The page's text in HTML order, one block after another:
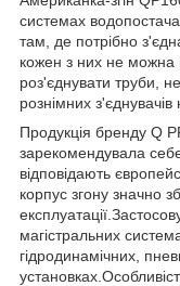
системах
там, де потрібно
кожен з них не можна
роз'єднувати труби,
рознімних
Продукція бренду Q
зарекомендувала
відповідають
корпус згону значно
магістральних
гідродинамічних,